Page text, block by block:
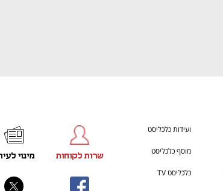
ועידות כלכליסט
מוסף כלכליסט
כלכליסט TV
שרות לקוחות מינוי